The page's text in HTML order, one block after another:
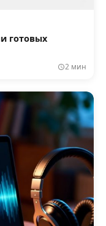
готовых
2 мин